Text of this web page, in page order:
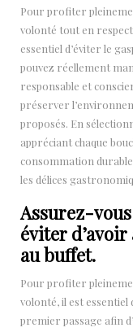
Pour profiter
volonté tout en
essentiel d’éviter le
pouvez réellement
responsable et
préserver
proposés. En
appréciant chaque
consommation
les délices
Assurez-
éviter
au buffet.
Pour profiter
volonté, il est essentiel
premier passage afin